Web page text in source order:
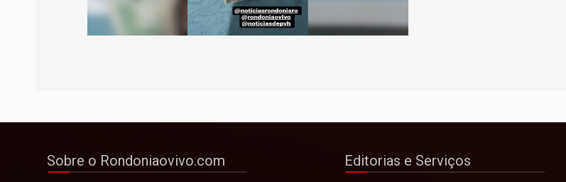
Sobre o Rondoniaovivo.com Editorias e Serviços